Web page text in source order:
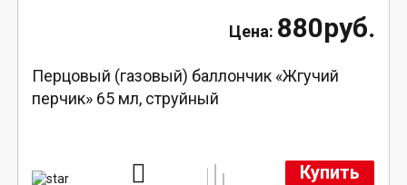
880руб.
Перцовый (газовый) баллончик «Жгучий
перчик» 65 мл, струйный
Купить